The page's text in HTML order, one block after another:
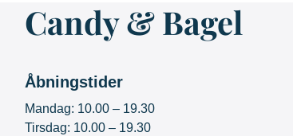
Candy & Bagel
Åbningstider
Mandag: 10.00 – 19.30
Tirsdag: 10.00 – 19.30